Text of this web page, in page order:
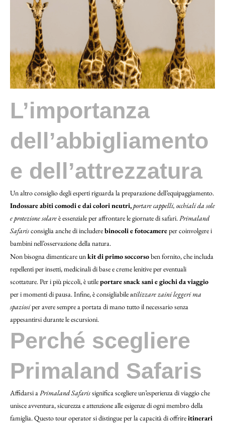
L’importanza
dell’abbigliamento
e dell’attrezzatura
Un altro consiglio degli esperti riguarda la preparazione dell’equipaggiamento.
Indossare abiti comodi e dai colori neutri,portare cappelli, occhiali da sole
e protezione solareè essenziale per affrontare le giornate di safari.Primaland
Safarisconsiglia anche di includerebinocoli e fotocamereper coinvolgere i
bambini nell’osservazione della natura.
Non bisogna dimenticare unkit di primo soccorsoben fornito, che includa
repellenti per insetti, medicinali di base e creme lenitive per eventuali
scottature. Per i più piccoli, è utileportare snack sani e giochi da viaggio
per i momenti di pausa. Infine, è consigliabileutilizzare zaini leggeri ma
spaziosiper avere sempre a portata di mano tutto il necessario senza
appesantirsi durante le escursioni.
Perché scegliere
Primaland Safaris
Affidarsi aPrimaland Safarissignifica scegliere un’esperienza di viaggio che
unisce avventura, sicurezza e attenzione alle esigenze di ogni membro della
famiglia. Questo tour operator si distingue per la capacità di offrireitinerari